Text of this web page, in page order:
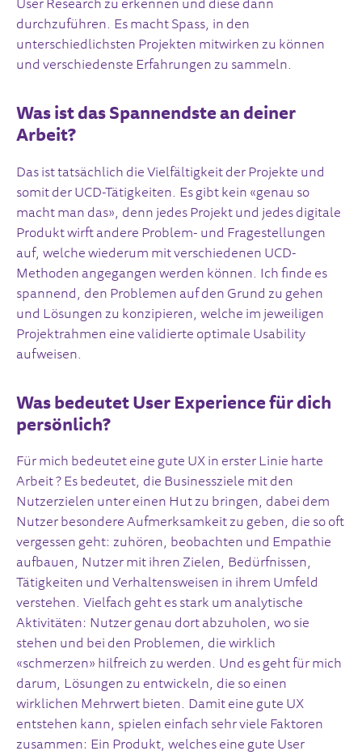
User Research zu erkennen und diese dann
durchzuführen. Es macht Spass, in den
unterschiedlichsten Projekten mitwirken zu können
und verschiedenste Erfahrungen zu sammeln.
Was ist das Spannendste an deiner
Arbeit?
Das ist tatsächlich die Vielfältigkeit der Projekte und
somit der UCD-Tätigkeiten. Es gibt kein «genau so
macht man das», denn jedes Projekt und jedes digitale
Produkt wirft andere Problem- und Fragestellungen
auf, welche wiederum mit verschiedenen UCD-
Methoden angegangen werden können. Ich finde es
spannend, den Problemen auf den Grund zu gehen
und Lösungen zu konzipieren, welche im jeweiligen
Projektrahmen eine validierte optimale Usability
aufweisen.
Was bedeutet User Experience für dich
persönlich?
Für mich bedeutet eine gute UX in erster Linie harte
Arbeit ? Es bedeutet, die Businessziele mit den
Nutzerzielen unter einen Hut zu bringen, dabei dem
Nutzer besondere Aufmerksamkeit zu geben, die so oft
vergessen geht: zuhören, beobachten und Empathie
aufbauen, Nutzer mit ihren Zielen, Bedürfnissen,
Tätigkeiten und Verhaltensweisen in ihrem Umfeld
verstehen. Vielfach geht es stark um analytische
Aktivitäten: Nutzer genau dort abzuholen, wo sie
stehen und bei den Problemen, die wirklich
«schmerzen» hilfreich zu werden. Und es geht für mich
darum, Lösungen zu entwickeln, die so einen
wirklichen Mehrwert bieten. Damit eine gute UX
entstehen kann, spielen einfach sehr viele Faktoren
zusammen: Ein Produkt, welches eine gute User